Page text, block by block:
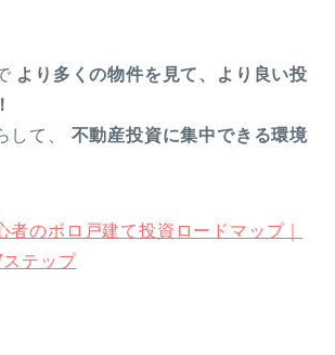
より多くの物件を見て、より良い投
して、 不動産投資に集中できる環境
者のボロ戸建て投資ロードマップ｜
テップ